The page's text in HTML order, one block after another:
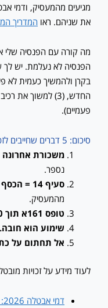
מגיעים מהמעסיק, ודמי
את שניהם. ראו המדריך
מה קורה עם הפנסיה שלי
החדש, (3) למשוך
פעמיים).
סיכום: 5 דברים שחייבים לזכור
משכורת
נספר.
סעיף 14 = הכסף כבר בפנסיה.
מהמעסיק.
טופס 161א תוך 60 יום.
שימוע הוא חובה.
אל תחתום על
לעוד מידע על זכויות
דמי אבטלה 2026: המדריך המלא